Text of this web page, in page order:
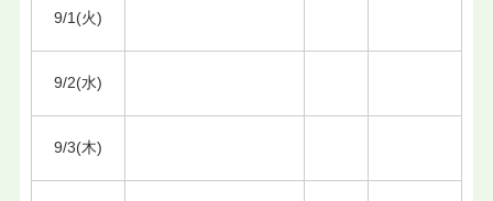
9/1(火)
9/2(水)
9/3(木)